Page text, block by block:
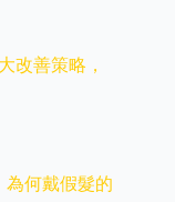
改善策略，
為何戴假髮的